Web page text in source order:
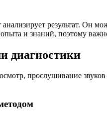
результат. Он
и знаний, поэтому
диагностики
прослушивание